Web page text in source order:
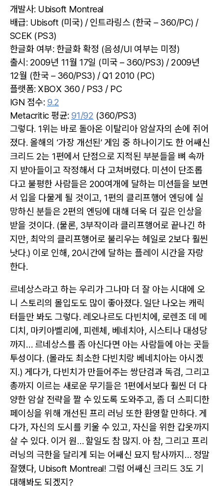
개발사: Ubisoft Montreal
배급: Ubisoft (미국) / 인트라링스 (한국 – 360/PC) /
SCEK (PS3)
한글화 여부: 한글화 확정 (음성/UI 여부는 미정)
출시: 2009년 11월 17일 (미국 – 360/PS3) / 2009년
12월 (한국 – 360/PS3) / Q1 2010 (PC)
플랫폼: XBOX 360 / PS3 / PC
IGN 점수: 9.2
Metacritic 평균: 91/92 (360/PS3)
그렇다. 1위는 바로 돌아온 이탈리아 암살자의 손에 쥐어
졌다. 올해의 ‘가장 개선된’ 게임 중 하나이기도 한 어쌔신
크리드 2는 1편에서 단점으로 지적된 부분들을 뼈 속까
지 받아들이고 작정해서 다 고쳐버렸다. 미션이 단조롭
다고 불평한 사람들은 200여개에 달하는 미션들을 보면
서 입을 다물게 될 것이고, 1편의 클리프행어 엔딩에 실
망하신 분들은 2편의 엔딩에 대해 더욱 더 깊은 인상을
받을 것이다. (물론, 3부작이라 클리프행어로 끝나긴 하
지만, 최악의 클리프행어로 불리우는 헤일로 2보다 훨씬
낫다.) 이로 인해, 20시간에 달하는 플레이 시간을 자랑
한다.
르네상스라고 하는 우리가 그나마 더 잘 아는 시대에 오
니 스토리의 몰입도도 많이 좋아졌다. 일단 나오는 캐릭
터들만 봐도 그렇다. 레오나르도 다빈치에, 로렌조 데 메
디치, 마키아벨리에, 피렌체, 베네치아, 시스티나 대성당
까지… 르네상스를 좀 아신다면 아는 사람들에 아는 곳들
투성이다. (몰라도 최소한 다빈치랑 베네치아는 아시겠
지.) 게다가, 다빈치가 만들어주는 쌍단검과 독검, 그리고
총까지 이르는 새로운 무기들은 1편에서보다 훨씬 더 다
양한 암살 전략을 짤 수 있도록 도와주고, 좀 더 스피디한
페이싱을 위해 개선된 프리 러닝 또한 환영할 만하다. 게
다가, 자신의 도시를 키울 수 있고, 자신을 위한 갑옷까지
살 수 있다. 이거 원… 할일도 참 많지. 아 참, 그리고 프리
러닝의 극한을 달리게 되는 어쌔신 묘지 탐사까지… 정말
잘했다, Ubisoft Montreal! 그럼 어쌔신 크리드 3도 기
대해봐도 되겠지?